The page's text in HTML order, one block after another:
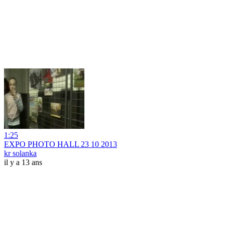
1:25
EXPO PHOTO HALL 23 10 2013
kr solanka
il y a 13 ans